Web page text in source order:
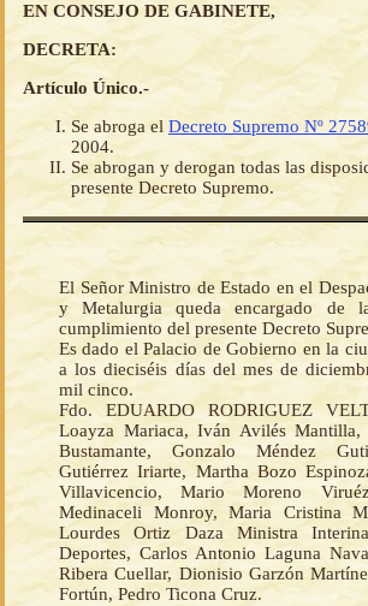
EN CONSEJO DE GABINETE,
DECRETA:
Artículo Único.-
Se abroga el Decreto Supremo Nº
2004.
Se abrogan y derogan todas las
presente Decreto Supremo.
El Señor Ministro de Estado en el
y Metalurgia queda encargado de
cumplimiento del presente Decreto
Es dado el Palacio de Gobierno en la
a los dieciséis días del mes de
mil cinco.
Fdo. EDUARDO RODRIGUEZ
Loayza Mariaca, Iván Avilés Mantilla,
Bustamante, Gonzalo Méndez
Gutiérrez Iriarte, Martha Bozo
Villavicencio, Mario Moreno
Medinaceli Monroy, Maria Cristina
Lourdes Ortiz Daza Ministra
Deportes, Carlos Antonio Laguna
Ribera Cuellar, Dionisio Garzón
Fortún, Pedro Ticona Cruz.